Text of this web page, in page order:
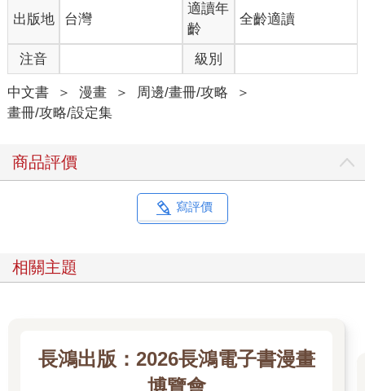
出版地 台灣
適讀年
齡
全齡適讀
注音 級別
中文書 ＞ 漫畫 ＞ 周邊/畫冊/攻略
＞
畫冊/攻略/設定集
商品評價
寫評價
相關主題
長鴻出版：2026長鴻電子書漫畫